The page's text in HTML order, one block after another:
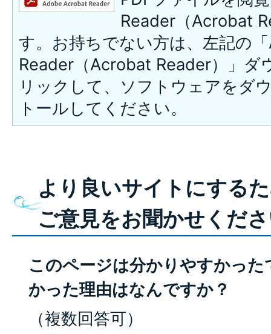
Reader（Acrobat
す。お持ちでない方は、左記の
Reader（Acrobat Reader）」ダ
リックして、ソフトウェアをダ
トールしてください。
より良いサイトにする
ご意見をお聞かせくだ
このページは分かりやすかっ
かった理由はなんですか？
（複数回答可）